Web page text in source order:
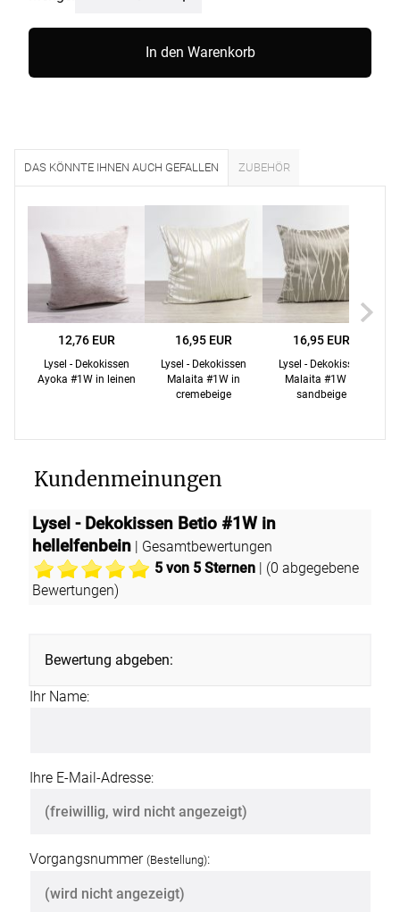
In den Warenkorb
DAS KÖNNTE IHNEN AUCH GEFALLEN ZUBEHÖR
12,76 EUR
Lysel - Dekokissen
Ayoka #1W in leinen
16,95 EUR
Lysel - Dekokissen
Malaita #1W in
cremebeige
16,95 EUR
Lysel - Dekokissen
Malaita #1W in
sandbeige
Kundenmeinungen
Lysel - Dekokissen Betio #1W in
hellelfenbein| Gesamtbewertungen
5von 5 Sternen | (0 abgegebene
Bewertungen)
Bewertung abgeben:
Ihr Name:
Ihre E-Mail-Adresse:
Vorgangsnummer (Bestellung):